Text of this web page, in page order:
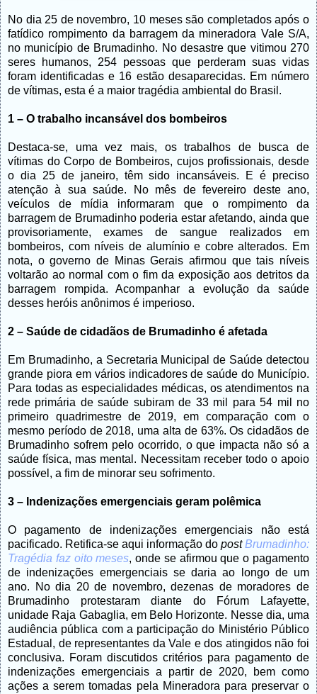
No dia 25 de novembro, 10 meses são completados após o
fatídico rompimento da barragem da mineradora Vale S/A,
no município de Brumadinho. No desastre que vitimou 270
seres humanos, 254 pessoas que perderam suas vidas
foram identificadas e 16 estão desaparecidas. Em número
de vítimas, esta é a maior tragédia ambiental do Brasil.
1 – O trabalho incansável dos bombeiros
Destaca-se, uma vez mais, os trabalhos de busca de
vítimas do Corpo de Bombeiros, cujos profissionais, desde
o dia 25 de janeiro, têm sido incansáveis. E é preciso
atenção à sua saúde. No mês de fevereiro deste ano,
veículos de mídia informaram que o rompimento da
barragem de Brumadinho poderia estar afetando, ainda que
provisoriamente, exames de sangue realizados em
bombeiros, com níveis de alumínio e cobre alterados. Em
nota, o governo de Minas Gerais afirmou que tais níveis
voltarão ao normal com o fim da exposição aos detritos da
barragem rompida. Acompanhar a evolução da saúde
desses heróis anônimos é imperioso.
2 – Saúde de cidadãos de Brumadinho é afetada
Em Brumadinho, a Secretaria Municipal de Saúde detectou
grande piora em vários indicadores de saúde do Município.
Para todas as especialidades médicas, os atendimentos na
rede primária de saúde subiram de 33 mil para 54 mil no
primeiro quadrimestre de 2019, em comparação com o
mesmo período de 2018, uma alta de 63%. Os cidadãos de
Brumadinho sofrem pelo ocorrido, o que impacta não só a
saúde física, mas mental. Necessitam receber todo o apoio
possível, a fim de minorar seu sofrimento.
3 – Indenizações emergenciais geram polêmica
O pagamento de indenizações emergenciais não está
pacificado. Retifica-se aqui informação do post Brumadinho:
Tragédia faz oito meses, onde se afirmou que o pagamento
de indenizações emergenciais se daria ao longo de um
ano. No dia 20 de novembro, dezenas de moradores de
Brumadinho protestaram diante do Fórum Lafayette,
unidade Raja Gabaglia, em Belo Horizonte. Nesse dia, uma
audiência pública com a participação do Ministério Público
Estadual, de representantes da Vale e dos atingidos não foi
conclusiva. Foram discutidos critérios para pagamento de
indenizações emergenciais a partir de 2020, bem como
ações a serem tomadas pela Mineradora para preservar o